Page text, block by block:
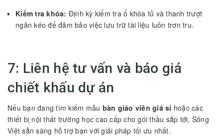
Kiểm tra khóa: Định kỳ kiểm tra ổ khóa tủ và thanh trượt
ngăn kéo để đảm bảo việc lưu trữ tài liệu luôn trơn tru.
7: Liên hệ tư vấn và báo giá
chiết khấu dự án
Nếu bạn đang tìm kiếm mẫu bàn giáo viên giá sỉ hoặc các
thiết bị nội thất trường học cao cấp cho gói thầu sắp tới, Sông
Việt sẵn sàng hỗ trợ bạn với giải pháp tối ưu nhất.